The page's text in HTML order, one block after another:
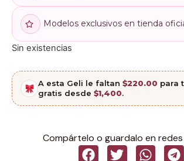
Modelos exclusivos en tienda
Sin existencias
A esta Geli le faltan $220.00 para
gratis desde $1,400.
Compártelo o guardalo en